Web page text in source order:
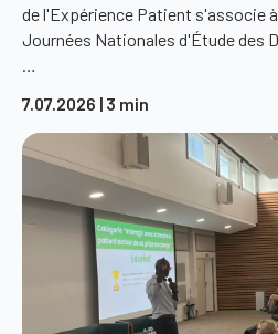
de l'Expérience Patient s'associe
Journées Nationales d'Étude des
…
7.07.2026 | 3 min